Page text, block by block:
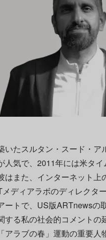
いたスルタン・スード・ア
人気で、2011年には米タ
はまた、インターネット
ディアラボのディレクタ
ートで、US版ARTnewsの
する私の社会的コメントの
アラブの春」運動の重要